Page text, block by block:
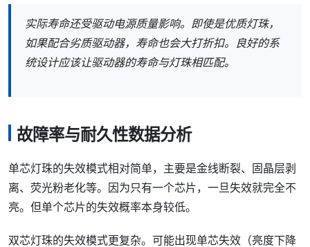
实际寿命还受驱动电源质量影响。即使是优质灯珠，
如果配合劣质驱动器，寿命也会大打折扣。良好的系
统设计应该让驱动器的寿命与灯珠相匹配。
故障率与耐久性数据分析
单芯灯珠的失效模式相对简单，主要是金线断裂、固晶层剥
离、荧光粉老化等。因为只有一个芯片，一旦失效就完全不
亮。但单个芯片的失效概率本身较低。
双芯灯珠的失效模式更复杂。可能出现单芯失效（亮度下降